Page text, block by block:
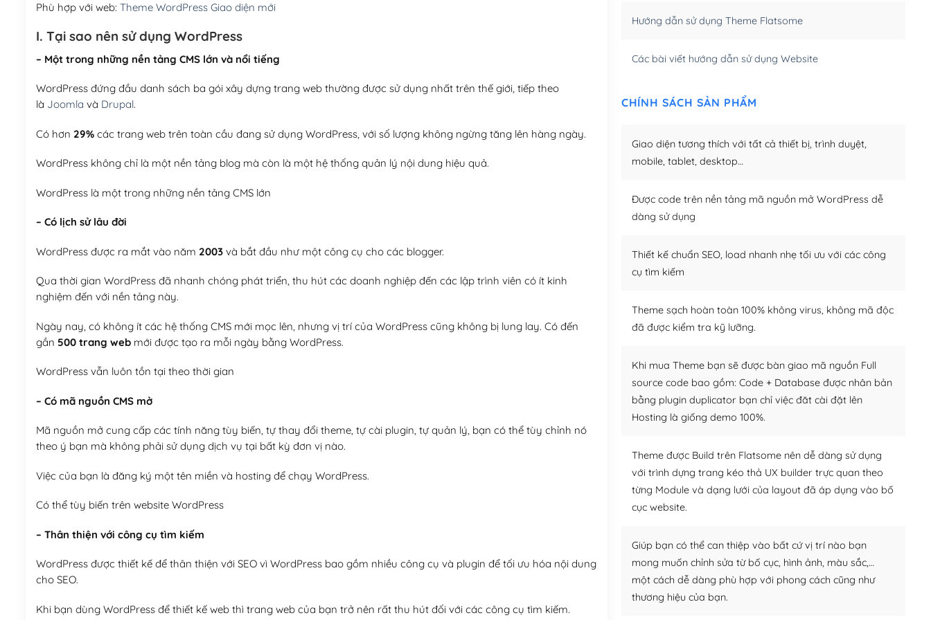
(+950,000₫)
Phù hợp với web: Theme WordPress Giao diện mới
I. Tại sao nên sử dụng WordPress
– Một trong những nền tảng CMS lớn và nổi tiếng
WordPress đứng đầu danh sách ba gói xây dựng trang web thường được sử dụng nhất trên thế giới, tiếp theo
là Joomla và Drupal.
Có hơn 29%các trang web trên toàn cầu đang sử dụng WordPress, với số lượng không ngừng tăng lên hàng ngày.
WordPress không chỉ là một nền tảng blog mà còn là một hệ thống quản lý nội dung hiệu quả.
WordPress là một trong những nền tảng CMS lớn
– Có lịch sử lâu đời
WordPress được ra mắt vào năm 2003và bắt đầu như một công cụ cho các blogger.
Qua thời gian WordPress đã nhanh chóng phát triển, thu hút các doanh nghiệp đến các lập trình viên có ít kinh
nghiệm đến với nền tảng này.
Ngày nay, có không ít các hệ thống CMS mới mọc lên, nhưng vị trí của WordPress cũng không bị lung lay. Có đến
gần 500 trang webmới được tạo ra mỗi ngày bằng WordPress.
WordPress vẫn luôn tồn tại theo thời gian
– Có mã nguồn CMS mở
Mã nguồn mở cung cấp các tính năng tùy biến, tự thay đổi theme, tự cài plugin, tự quản lý, bạn có thể tùy chỉnh nó
theo ý bạn mà không phải sử dụng dịch vụ tại bất kỳ đơn vị nào.
Việc của bạn là đăng ký một tên miền và hosting để chạy WordPress.
Có thể tùy biến trên website WordPress
– Thân thiện với công cụ tìm kiếm
WordPress được thiết kế để thân thiện với SEO vì WordPress bao gồm nhiều công cụ và plugin để tối ưu hóa nội dung
cho SEO.
Khi bạn dùng WordPress để thiết kế web thì trang web của bạn trở nên rất thu hút đối với các công cụ tìm kiếm.
Hướng dẫn sử dụng Theme Flatsome
Các bài viết hướng dẫn sử dụng Website
CHÍNH SÁCH SẢN PHẨM
Giao diện tương thích với tất cả thiết bị, trình duyệt,
mobile, tablet, desktop…
Được code trên nền tảng mã nguồn mở WordPress dễ
dàng sử dụng
Thiết kế chuẩn SEO, load nhanh nhẹ tối ưu với các công
cụ tìm kiếm
Theme sạch hoàn toàn 100% không virus, không mã độc
đã được kiểm tra kỹ lưỡng.
Khi mua Theme bạn sẽ được bàn giao mã nguồn Full
source code bao gồm: Code + Database được nhân bản
bằng plugin duplicator bạn chỉ việc đăt cài đặt lên
Hosting là giống demo 100%.
Theme được Build trên Flatsome nên dễ dàng sử dụng
với trình dựng trang kéo thả UX builder trực quan theo
từng Module và dạng lưới của layout đã áp dụng vào bố
cục website.
Giúp bạn có thể can thiệp vào bất cứ vị trí nào bạn
mong muốn chỉnh sửa từ bố cục, hình ảnh, màu sắc,…
một cách dễ dàng phù hợp với phong cách cũng như
thương hiệu của bạn.